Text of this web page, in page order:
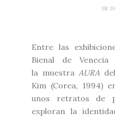
Entre las
Bienal de
la muestra AURA
Kim (Corea, 1994)
unos retratos de
exploran la